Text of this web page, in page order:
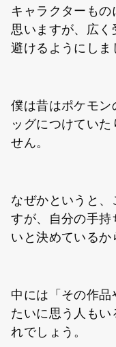
キャラクターもの
思いますが、広
避けるようにしま
僕は昔はポケモ
ッグにつけてい
せん。
なぜかというと、
すが、自分の手持
いと決めているか
中には「その作
たいに思う人も
れでしょう。